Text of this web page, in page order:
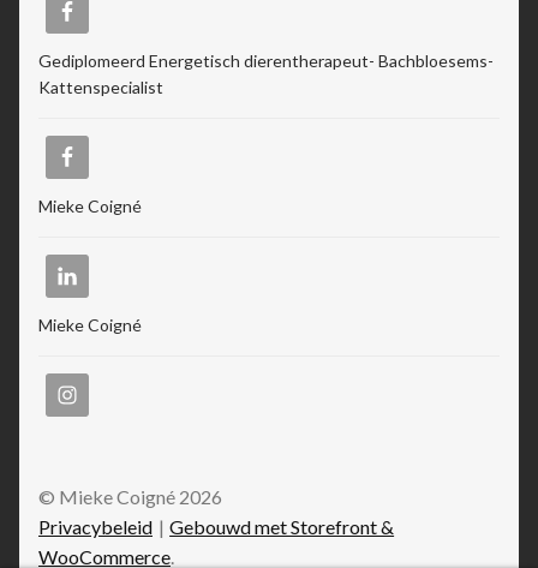
Gediplomeerd Energetisch dierentherapeut- Bachbloesems-
Kattenspecialist
Mieke Coigné
Mieke Coigné
© Mieke Coigné 2026
Privacybeleid
Gebouwd met Storefront &
WooCommerce.